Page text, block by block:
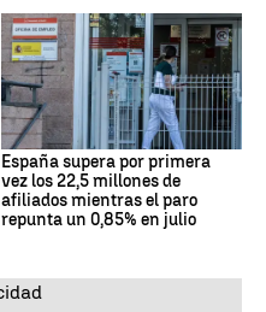
España supera por primera
vez los 22,5 millones de
afiliados mientras el paro
repunta un 0,85% en julio